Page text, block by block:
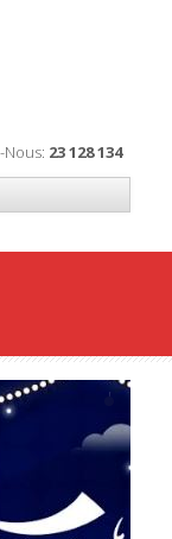
23 128 134